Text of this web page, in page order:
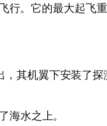
。它的最大起飞
其机翼下安装了
水之上。